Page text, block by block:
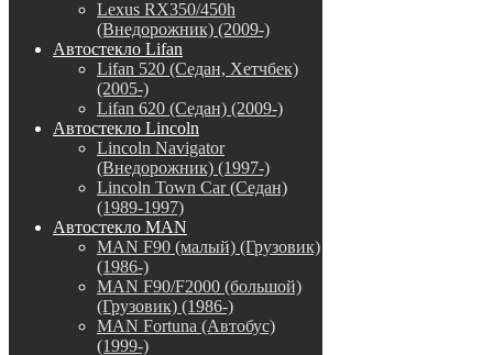
Lexus RX350/450h
(Внедорожник) (2009-)
Автостекло Lifan
Lifan 520 (Седан, Хетчбек)
(2005-)
Lifan 620 (Седан) (2009-)
Автостекло Lincoln
Lincoln Navigator
(Внедорожник) (1997-)
Lincoln Town Car (Седан)
(1989-1997)
Автостекло MAN
MAN F90 (малый) (Грузовик)
(1986-)
MAN F90/F2000 (большой)
(Грузовик) (1986-)
MAN Fortuna (Автобус)
(1999-)